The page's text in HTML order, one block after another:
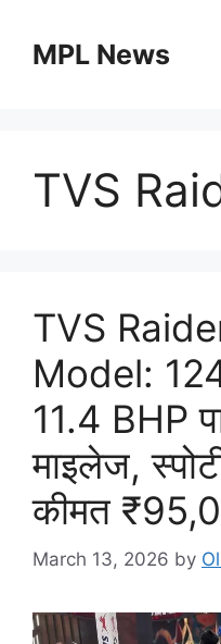
contentMPL News
TVS
TVS
Model:
11.4 BHP
माइलेज,
कीमत
March 13, 2026 by